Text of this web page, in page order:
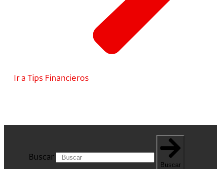
Ir a Tips Financieros
Buscar
Buscar